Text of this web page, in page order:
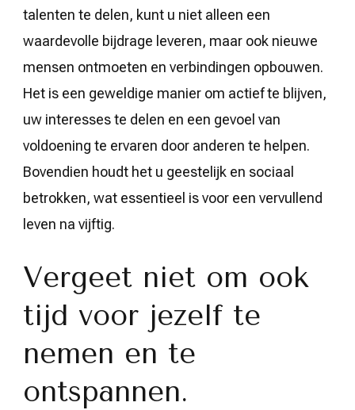
talenten te delen, kunt u niet alleen een
waardevolle bijdrage leveren, maar ook nieuwe
mensen ontmoeten en verbindingen opbouwen.
Het is een geweldige manier om actief te blijven,
uw interesses te delen en een gevoel van
voldoening te ervaren door anderen te helpen.
Bovendien houdt het u geestelijk en sociaal
betrokken, wat essentieel is voor een vervullend
leven na vijftig.
Vergeet niet om ook
tijd voor jezelf te
nemen en te
ontspannen.